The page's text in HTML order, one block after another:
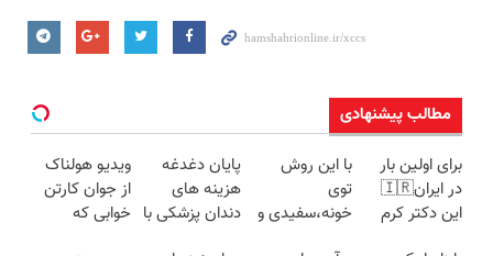
مطالب پیشنهادی
برای اولین بار
در ایران🇮🇷
این دکتر کرم
با این روش
توی
خونه،سفیدی و
پایان دغدغه
هزینه های
دندان پزشکی با
ویدیو هولناک
از جوان کارتن
خوابی که